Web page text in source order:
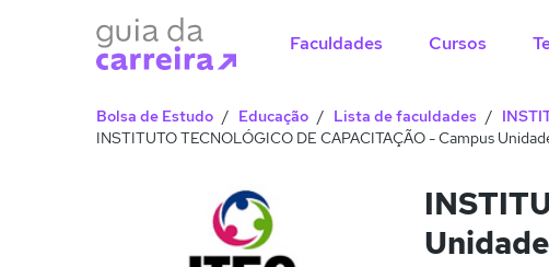
Faculdades Cursos
Bolsa de Estudo Educação Lista de faculdades
INSTITUTO TECNOLÓGICO DE CAPACITAÇÃO - Campus